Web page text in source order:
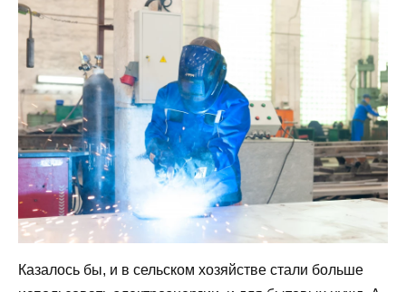
Казалось бы, и в сельском хозяйстве стали больше